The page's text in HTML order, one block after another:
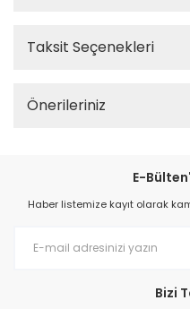
Taksit Seçenekleri
Önerileriniz
E-
Haber listemize kayıt olarak
Bizi